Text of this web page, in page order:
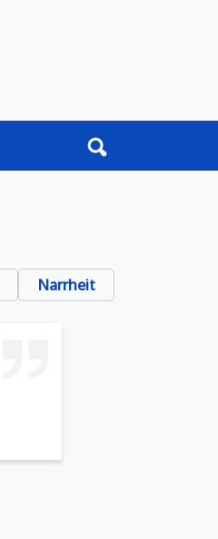
Narrheit